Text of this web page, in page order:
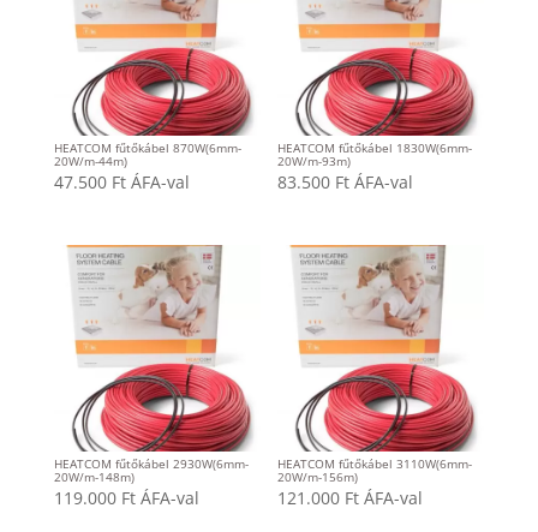
HEATCOM fűtőkábel 870W(6mm-
20W/m-44m)
47.500 Ft ÁFA-val
HEATCOM fűtőkábel 1830W(6mm-
20W/m-93m)
83.500 Ft ÁFA-val
HEATCOM fűtőkábel 2930W(6mm-
20W/m-148m)
119.000 Ft ÁFA-val
HEATCOM fűtőkábel 3110W(6mm-
20W/m-156m)
121.000 Ft ÁFA-val